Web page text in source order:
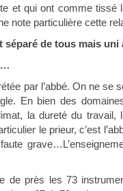
et qui ont comme tissé
note particulière cette
séparé de tous mais uni
par l’abbé. On ne se
En bien des
la dureté du travail,
le prieur, c’est
de près les 73